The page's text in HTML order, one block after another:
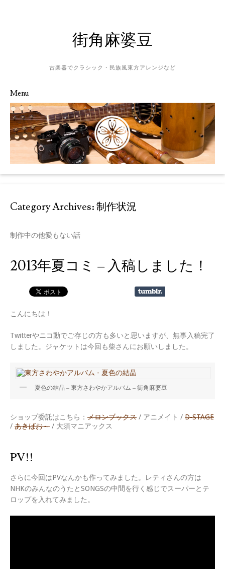
街角麻婆豆
古楽器でクラシック・民族風東方アレンジなど
Menu
Skip to content
Category Archives:制作状況
制作中の他愛もない話
2013年夏コミ – 入稿しました！
こんにちは！
Twitterやニコ動でご存じの方も多いと思いますが、無事入稿完了
しました。ジャケットは今回も柴さんにお願いしました。
夏色の結晶 – 東方さわやかアルバム – 街角麻婆豆
ショップ委託はこちら： メロンブックス / アニメイト / D-STAGE
/ あきばお～ / 大須マニアックス
PV!!
さらに今回はPVなんかも作ってみました。レティさんの方は
NHKのみんなのうたとSONGSの中間を行く感じでスーパーとテ
ロップを入れてみました。